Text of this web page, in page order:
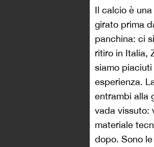
Il calcio è
girato prima
panchina: ci
ritiro in Italia,
siamo
esperienza.
entrambi alla
vada vissuto:
materiale
dopo. Sono